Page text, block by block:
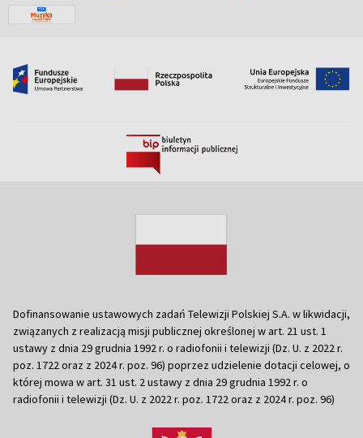
Dofinansowanie ustawowych zadań Telewizji Polskiej S.A. w likwidacji,
związanych z realizacją misji publicznej określonej w art. 21 ust. 1
ustawy z dnia 29 grudnia 1992 r. o radiofonii i telewizji (Dz. U. z 2022 r.
poz. 1722 oraz z 2024 r. poz. 96) poprzez udzielenie dotacji celowej, o
której mowa w art. 31 ust. 2 ustawy z dnia 29 grudnia 1992 r. o
radiofonii i telewizji (Dz. U. z 2022 r. poz. 1722 oraz z 2024 r. poz. 96)